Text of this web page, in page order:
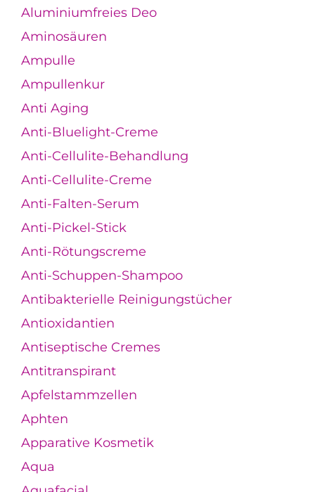
Aluminiumfreies Deo
Aminosäuren
Ampulle
Ampullenkur
Anti Aging
Anti-Bluelight-Creme
Anti-Cellulite-Behandlung
Anti-Cellulite-Creme
Anti-Falten-Serum
Anti-Pickel-Stick
Anti-Rötungscreme
Anti-Schuppen-Shampoo
Antibakterielle Reinigungstücher
Antioxidantien
Antiseptische Cremes
Antitranspirant
Apfelstammzellen
Aphten
Apparative Kosmetik
Aqua